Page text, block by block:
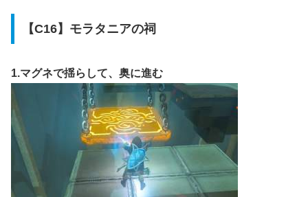
【C16】モラタニアの祠
1.マグネで揺らして、奥に進む